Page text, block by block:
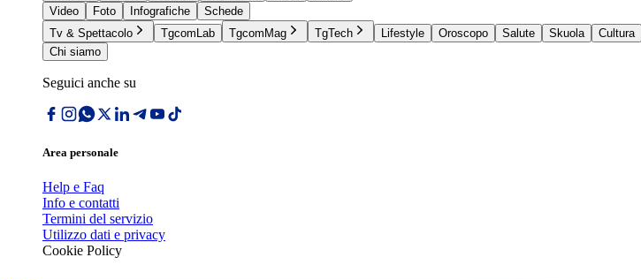
Video
Foto Infografiche
Schede
Tv & Spettacolo
TgcomLab TgcomMag TgTech Lifestyle Oroscopo Salute Skuola Cultura
Chi siamo
Seguici anche su
Area personale
Help e Faq
Info e contatti
Termini del servizio
Utilizzo dati e privacy
Cookie Policy